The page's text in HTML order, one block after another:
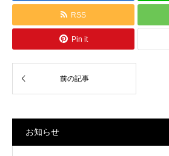
RSS
Pin it
お知らせ